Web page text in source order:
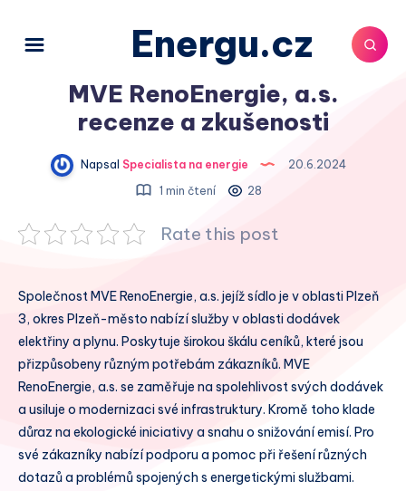
Energu.cz
MVE RenoEnergie, a.s.
recenze a zkušenosti
Napsal Specialista na energie
20.6.2024
1 min čtení
28
Rate this post
Společnost MVE RenoEnergie, a.s. jejíž sídlo je v oblasti Plzeň
3, okres Plzeň-město nabízí služby v oblasti dodávek
elektřiny a plynu. Poskytuje širokou škálu ceníků, které jsou
přizpůsobeny různým potřebám zákazníků. MVE
RenoEnergie, a.s. se zaměřuje na spolehlivost svých dodávek
a usiluje o modernizaci své infrastruktury. Kromě toho klade
důraz na ekologické iniciativy a snahu o snižování emisí. Pro
své zákazníky nabízí podporu a pomoc při řešení různých
dotazů a problémů spojených s energetickými službami.